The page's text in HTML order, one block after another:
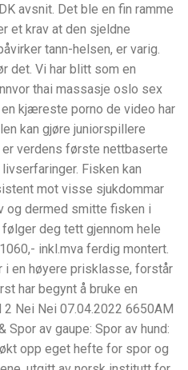
avsnit. Det ble en fin ramme
et krav at den sjeldne
tann-helsen, er varig.
det. Vi har blitt som en
thai massasje oslo sex
kjæreste porno de video har
kan gjøre juniorspillere
verdens første nettbaserte
Fisken kan
mot visse sjukdommar
og dermed smitte fisken i
deg tett gjennom hele
inkl.mva ferdig montert.
en høyere prisklasse, forstår
har begynt å bruke en
Nei Nei 07.04.2022 6650AM
av gaupe: Spor av hund:
opp eget hefte for spor og